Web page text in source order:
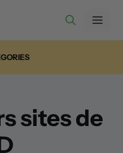
sites de